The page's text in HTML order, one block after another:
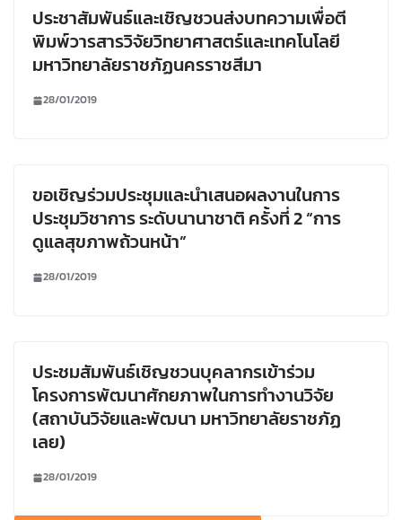
ประชาสัมพันธ์และเชิญชวนส่งบทความเพื่อตี
พิมพ์วารสารวิจัยวิทยาศาสตร์และเทคโนโลยี
มหาวิทยาลัยราชภัฏนครราชสีมา
28/01/2019
ขอเชิญร่วมประชุมและนำเสนอผลงานในการ
ประชุมวิชาการ ระดับนานาชาติ ครั้งที่ 2 “การ
ดูแลสุขภาพถ้วนหน้า”
28/01/2019
ประชมสัมพันธ์เชิญชวนบุคลากรเข้าร่วม
โครงการพัฒนาศักยภาพในการทำงานวิจัย
(สถาบันวิจัยและพัฒนา มหาวิทยาลัยราชภัฏ
เลย)
28/01/2019